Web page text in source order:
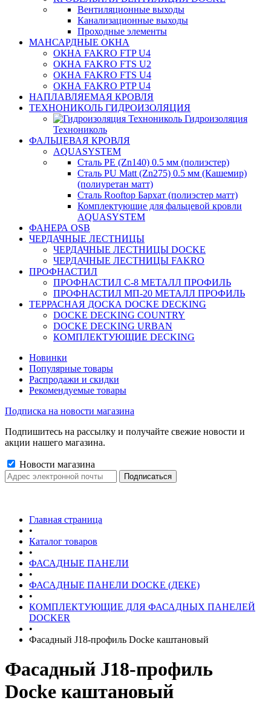
Вентиляционные выходы
Канализационные выходы
Проходные элементы
МАНСАРДНЫЕ ОКНА
ОКНА FAKRO FTP U4
ОКНА FAKRO FTS U2
ОКНА FAKRO FTS U4
ОКНА FAKRO PTP U4
НАПЛАВЛЯЕМАЯ КРОВЛЯ
ТЕХНОНИКОЛЬ ГИДРОИЗОЛЯЦИЯ
Гидроизоляция
Технониколь
ФАЛЬЦЕВАЯ КРОВЛЯ
AQUASYSTEM
Сталь PE (Zn140) 0.5 мм (полиэстер)
Сталь PU Matt (Zn275) 0.5 мм (Кашемир)
(полиуретан матт)
Сталь Rooftop Бархат (полиэстер матт)
Комплектующие для фальцевой кровли
AQUASYSTEM
ФАНЕРА OSB
ЧЕРДАЧНЫЕ ЛЕСТНИЦЫ
ЧЕРДАЧНЫЕ ЛЕСТНИЦЫ DOCKE
ЧЕРДАЧНЫЕ ЛЕСТНИЦЫ FAKRO
ПРОФНАСТИЛ
ПРОФНАСТИЛ C-8 МЕТАЛЛ ПРОФИЛЬ
ПРОФНАСТИЛ МП-20 МЕТАЛЛ ПРОФИЛЬ
ТЕРРАСНАЯ ДОСКА DOCKE DECKING
DOCKE DECKING COUNTRY
DOCKE DECKING URBAN
КОМПЛЕКТУЮЩИЕ DECKING
Новинки
Популярные товары
Распродажи и скидки
Рекомендуемые товары
Подписка на новости магазина
Подпишитесь на рассылку и получайте свежие новости и
акции нашего магазина.
Новости магазина
Главная страница
•
Каталог товаров
•
ФАСАДНЫЕ ПАНЕЛИ
•
ФАСАДНЫЕ ПАНЕЛИ DOCKE (ДЕКЕ)
•
КОМПЛЕКТУЮЩИЕ ДЛЯ ФАСАДНЫХ ПАНЕЛЕЙ
DOCKER
•
Фасадный J18-профиль Docke каштановый
Фасадный J18-профиль
Docke каштановый